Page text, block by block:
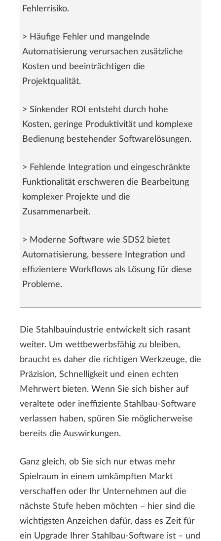
Fehlerrisiko.
> Häufige Fehler und mangelnde
Automatisierung verursachen zusätzliche
Kosten und beeinträchtigen die
Projektqualität.
> Sinkender ROI entsteht durch hohe
Kosten, geringe Produktivität und komplexe
Bedienung bestehender Softwarelösungen.
> Fehlende Integration und eingeschränkte
Funktionalität erschweren die Bearbeitung
komplexer Projekte und die
Zusammenarbeit.
> Moderne Software wie SDS2 bietet
Automatisierung, bessere Integration und
effizientere Workflows als Lösung für diese
Probleme.
Die Stahlbauindustrie entwickelt sich rasant
weiter. Um wettbewerbsfähig zu bleiben,
braucht es daher die richtigen Werkzeuge, die
Präzision, Schnelligkeit und einen echten
Mehrwert bieten. Wenn Sie sich bisher auf
veraltete oder ineffiziente Stahlbau-Software
verlassen haben, spüren Sie möglicherweise
bereits die Auswirkungen.
Ganz gleich, ob Sie sich nur etwas mehr
Spielraum in einem umkämpften Markt
verschaffen oder Ihr Unternehmen auf die
nächste Stufe heben möchten – hier sind die
wichtigsten Anzeichen dafür, dass es Zeit für
ein Upgrade Ihrer Stahlbau-Software ist – und